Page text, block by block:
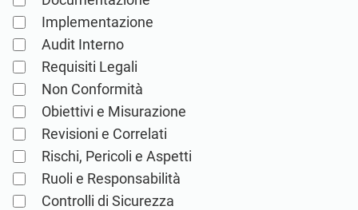
collaboratori e incontra una comunità di
professionisti che la pensano allo stesso
modo a livello locale e globale.
Implementazione
Audit Interno
Requisiti Legali
Non Conformità
Obiettivi e Misurazione
Revisioni e Correlati
Rischi, Pericoli e Aspetti
Ruoli e Responsabilità
Controlli di Sicurezza